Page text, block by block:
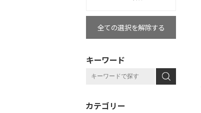
全ての選択を解除する
キーワード
カテゴリー